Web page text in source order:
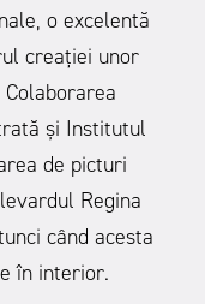
o excelentă
creației unor
și Institutul
de picturi
Regina
când acesta
în interior.